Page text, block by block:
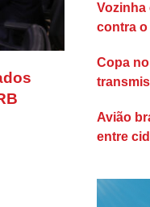
Vozinha
contra
Copa
Avião
entre